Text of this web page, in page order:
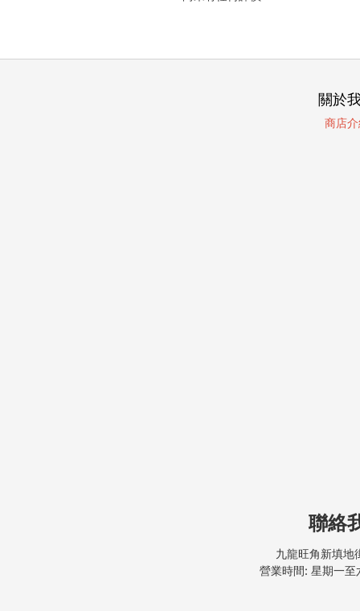
關於
商店
聯絡
九龍旺角新填地
營業時間: 星期一